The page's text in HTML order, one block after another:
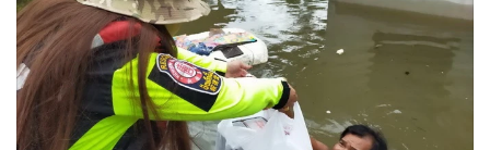
• MGR Live
• Infographic
• การเมือง
•
ท่องเที่ยว